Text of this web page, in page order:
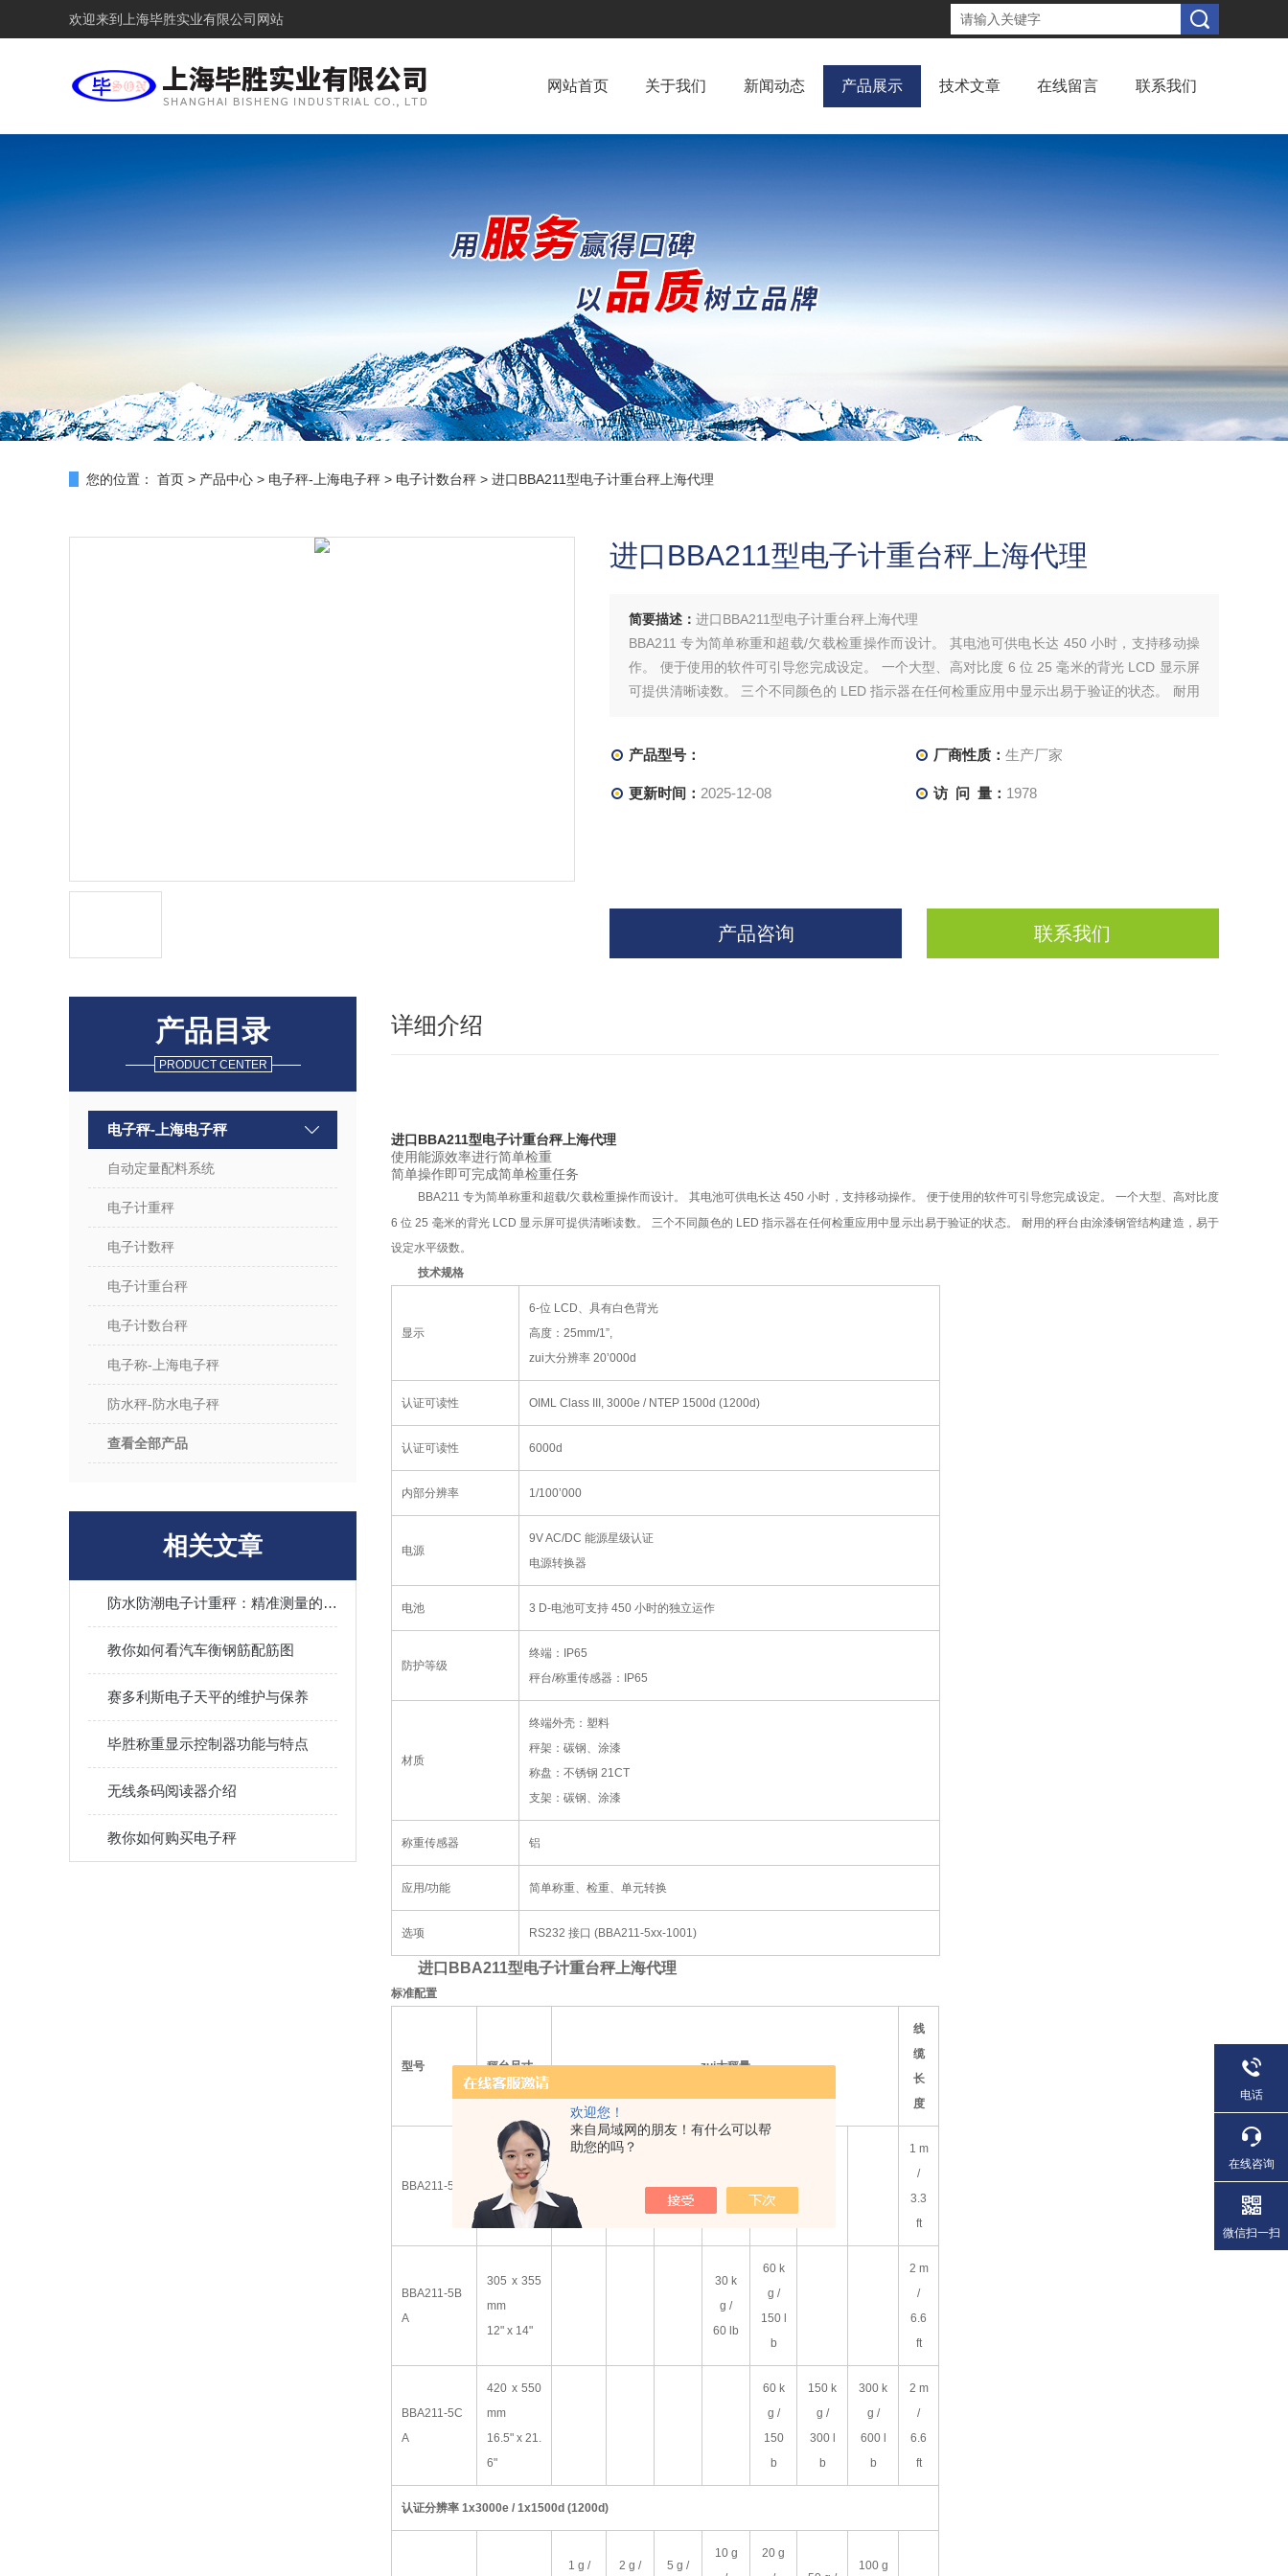
欢迎您！
来自局域网的朋友！有什么可以帮
助您的吗？
欢迎来到 上海毕胜实业有限公司网站
网站首页 关于我们 新闻动态 产品展示 技术文章 在线留言 联系我们
您的位置： 首页 > 产品中心 > 电子秤-上海电子秤 > 电子计数台秤 > 进口BBA211型电子计重台秤上海代理
进口BBA211型电子计重台秤上海代理
简要描述： 进口BBA211型电子计重台秤上海代理
BBA211 专为简单称重和超载/欠载检重操作而设计。 其电池可供电长达 450 小时，支持移动操
作。 便于使用的软件可引导您完成设定。 一个大型、高对比度 6 位 25 毫米的背光 LCD 显示屏
可提供清晰读数。 三个不同颜色的 LED 指示器在任何检重应用中显示出易于验证的状态。 耐用
产品型号： 厂商性质： 生产厂家
更新时间： 2025-12-08 访 问 量： 1978
产品咨询 联系我们
产品目录
PRODUCT CENTER
电子秤-上海电子秤
自动定量配料系统
电子计重秤
电子计数秤
电子计重台秤
电子计数台秤
电子称-上海电子秤
防水秤-防水电子秤
查看全部产品
相关文章
防水防潮电子计重秤：精准测量的卫士
教你如何看汽车衡钢筋配筋图
赛多利斯电子天平的维护与保养
毕胜称重显示控制器功能与特点
无线条码阅读器介绍
教你如何购买电子秤
详细介绍
进口BBA211型电子计重台秤上海代理
使用能源效率进行简单检重
简单操作即可完成简单检重任务
BBA211专为简单称重和超载/欠载检重操作而设计。 其电池可供电长达 450小时，支持移动操作。 便于使用的软件可引导您完成设定。
一个大型、高对比度
6位 25 毫米的背光 LCD 显示屏可提供清晰读数。 三个不同颜色的 LED 指示器在任何检重应用中显示出易于验证的状态。
耐用的秤台由涂漆钢管结构建造，易于
设定水平级数。
技术规格
显示
6-位 LCD、具有白色背光
高度： 25mm/1”,
zui大分辨率 20’000d
认证可读性 OIML Class III, 3000e / NTEP 1500d (1200d)
认证可读性 6000d
内部分辨率 1/100’000
电源
9V AC/DC 能源星级认证
电源转换器
电池 3 D-电池可支持 450 小时的独立运作
防护等级
终端：
IP65
秤台/称重传感器： IP65
材质
终端外壳：塑料
秤架：碳钢、涂漆
称盘：不锈钢 21CT
支架：碳钢、涂漆
称重传感器 铝
应用/功能 简单称重、检重、单元转换
选项 RS232 接口 (BBA211-5xx-1001)
进口BBA211型电子计重台秤上海代理
标准配置
型号 秤台尺寸 zui大秤量
线
缆
长
度
BBA211-5A
240 x 300
mm
9.5" x 11.
6 lb
g /
30 lb
1 m
/
3.3
ft
BBA211-5B
A
305 x 355
mm
12" x 14"
30 k
g /
60 lb
60 k
g /
150 l
b
2 m
/
6.6
ft
BBA211-5C
A
420 x 550
mm
16.5" x 21.
6"
60 k
g /
150
b
150 k
g /
300 l
b
300 k
g /
600 l
b
2 m
/
6.6
ft
认证分辨率 1x3000e / 1x1500d (1200d)
1 g /
2 g /
5 g /
10 g
20 g
100 g
电话
在线咨询
微信扫一扫